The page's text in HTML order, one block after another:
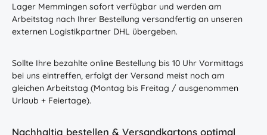
Lager Memmingen sofort verfügbar und werden am
Arbeitstag nach Ihrer Bestellung versandfertig an unseren
externen Logistikpartner DHL übergeben.
Sollte Ihre bezahlte online Bestellung bis 10 Uhr Vormittags
bei uns eintreffen, erfolgt der Versand meist noch am
gleichen Arbeitstag (Montag bis Freitag / ausgenommen
Urlaub + Feiertage).
Nachhaltig bestellen & Versandkartons optimal